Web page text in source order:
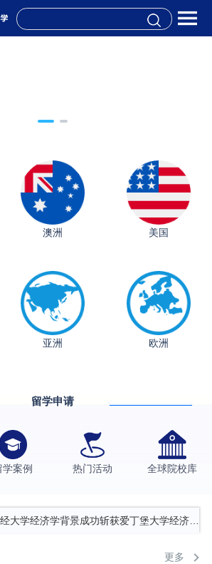
澳洲 美国
亚洲 欧洲
留学申请
学案例 热门活动 全球院校库
哥大学国际商务硕士录取案例
大学数字媒体与创意产业硕士录取案例
经大学经济学背景成功斩获爱丁堡大学经济学
的他，靠“供应链”故事敲开哥大、宾大之门
更多